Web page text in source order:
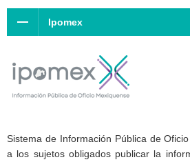
Ipomex
Sistema de Información Pública de
a los sujetos obligados publicar la